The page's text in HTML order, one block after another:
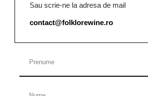
Sau scrie-ne la adresa de mail
contact@folklorewine.ro